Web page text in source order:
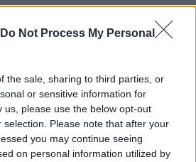
Do Not Process My Personal
the sale, sharing to third parties, or
or sensitive information for
us, please use the below opt-out
Please note that after your
you may continue seeing
on personal information utilized by